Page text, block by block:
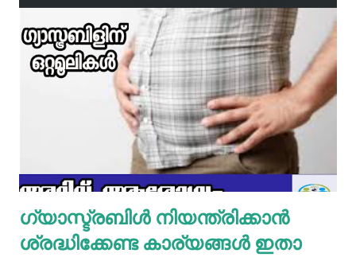
ഇതിൽ പൊടികളെല്ലാം ചേർത്ത് ചൂടാക്കിയശേഷം വേവിച്ച്
മാറ്റിവച്ച ചിക്കൻ ചേർത്ത് ഒന്ന് ഇളകിയെടുക്കാം. ഇനി ഒരു
മിക്സിയുടെ ജാറിലേക്ക് മുട്ട, മൈദ, വെള്ളം പാകത്തിന് ഉപ്പ്
എന്നിവ ചേർത്ത് നന്നായിട്ട് അടിച്ചെടുക്കാം. ഇനി ഒരു പാനിൽ
മാവൊഴിച്ചു ദോശ ചുട്ടെടുക്കാം. ഇനി ഒരു പാത്രത്തിൽ മുട്ട
പൊട്ടിച്ച് ഒഴിക്കാം കൂടെത്തന്നെ പാൽ, കുരുമുളകുപൊടി, ഉപ്പ്,
മല്ലിയില എന്നിവ ചേർത്തൊരു മിക്സ്‌ തയാറാക്കാം. ഇനി
ഒരു പാനിൽ കുറച്ച് നെയ്യ് തടവിയ ശേഷം അതിൽ തയാ...
ഗ്യാസ്ട്രബിൾ നിയന്ത്രിക്കാൻ
ശ്രദ്ധിക്കേണ്ട കാര്യങ്ങൾ ഇതാ